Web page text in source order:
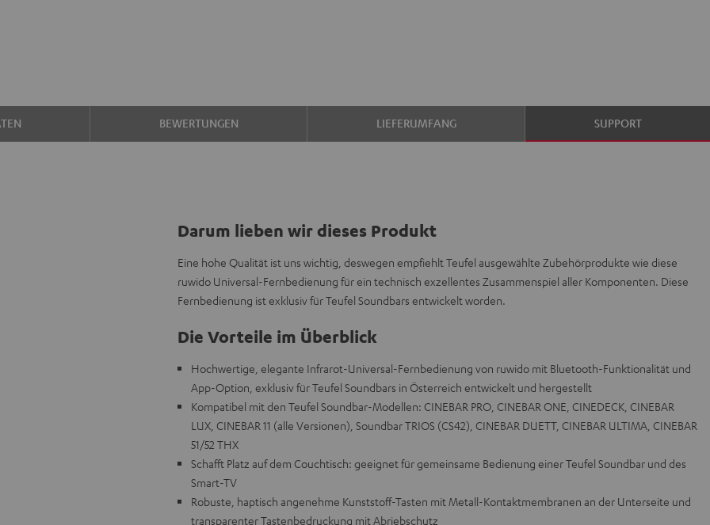
BEWERTUNGEN LIEFERUMFANG SUPPORT
Darum lieben wir dieses Produkt
Eine hohe Qualität ist uns wichtig, deswegen empfiehlt Teufel ausgewählte Zubehörprodukte wie diese
ruwido Universal-Fernbedienung für ein technisch exzellentes Zusammenspiel aller Komponenten. Diese
Fernbedienung ist exklusiv für Teufel Soundbars entwickelt worden.
Die Vorteile im Überblick
Hochwertige, elegante Infrarot-Universal-Fernbedienung von ruwido mit Bluetooth-Funktionalität und
App-Option, exklusiv für Teufel Soundbars in Österreich entwickelt und hergestellt
Kompatibel mit den Teufel Soundbar-Modellen: CINEBAR PRO, CINEBAR ONE, CINEDECK, CINEBAR
LUX, CINEBAR 11 (alle Versionen), Soundbar TRIOS (CS42), CINEBAR DUETT, CINEBAR ULTIMA, CINEBAR
51/52 THX
Schafft Platz auf dem Couchtisch: geeignet für gemeinsame Bedienung einer Teufel Soundbar und des
Smart-TV
Robuste, haptisch angenehme Kunststoff-Tasten mit Metall-Kontaktmembranen an der Unterseite und
transparenter Tastenbedruckung mit Abriebschutz